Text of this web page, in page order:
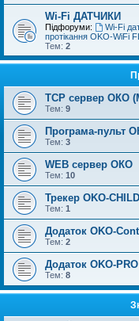
Wi-Fi ДАТЧИКИ
Підфоруми: Wi-Fi
протікання OKO-WiFi
Тем: 2
TCP сервер ОКО
Тем: 9
Програма-пульт
Тем: 3
WEB сервер ОКО
Тем: 10
Трекер OKO-
Тем: 1
Додаток OKO-
Тем: 2
Додаток OKO-
Тем: 8